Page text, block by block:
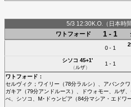
5/3 12:30K.O.（日本時
ワトフォード
1 - 1
0 - 1
シソコ 45+1'
（ルザ）
1 - 1
ワトフォード ：
セルヴィク ； ワイリー （78分ラルシ ）、 アバンクワ
ガキア （79分アンドルース ）、 ドウォモー ルザ、
べ、 シソコ M･ドゥンビア （84分マシア・エドワ